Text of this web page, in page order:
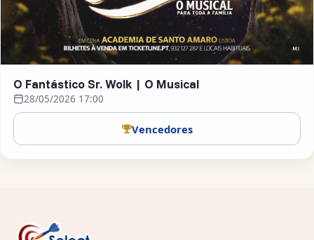
O Fantástico Sr. Wolk | O Musical
28/05/2026 17:00
Vencedores